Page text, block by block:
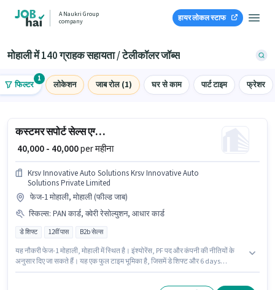
A Naukri Group
company
हायर लोकल स्टाफ
मोहाली में 140 ग्राहक सहायता / टेलीकॉलर जॉब्स
फिल्टर
1
लोकेशन जाब रोल (1) घर से काम पार्ट टाइम फ्रेशर
कस्टमर सपोर्ट सेल्स एग्जीक्यूटिव
₹ 40,000 - 40,000per महीना
Krsv Innovative Auto Solutions Krsv Innovative Auto
Solutions Private Limited
फेज-1 मोहाली, मोहाली (फील्ड जाब)
स्किल्स: PAN कार्ड, क्वेरी रेसोल्युशन, आधार कार्ड
डे शिफ्ट 12वीं पास B2b सेल्स
यह नौकरी फेज-1 मोहाली, मोहाली में स्थित है। इंश्योरेंस, PF पद और कंपनी की नीतियों के
अनुसार दिए जा सकते हैं। यह एक फुल टाइम भूमिका है, जिसमें डे शिफ्ट और 6 days